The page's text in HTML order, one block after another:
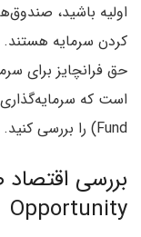
کردن سرمایه هستند.
حق فرانچایز برای
Fund) را بررسی کنید.
بررسی
Opportunity